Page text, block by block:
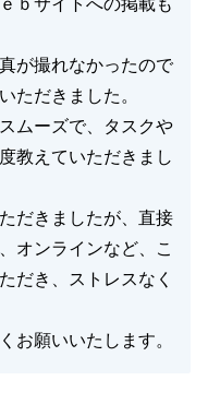
ｂサイトへの掲載も
が撮れなかったので
ただきました。
ムーズで、タスクや
教えていただきまし
だきましたが、直接
オンラインなど、こ
だき、ストレスなく
お願いいたします。